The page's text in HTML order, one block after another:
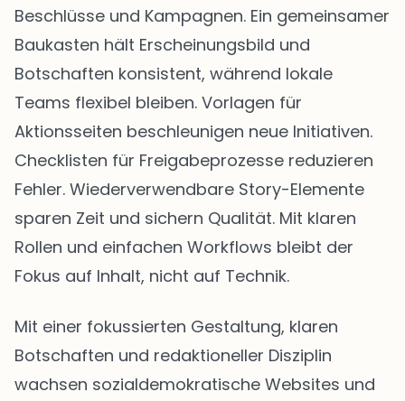
Beschlüsse und Kampagnen. Ein gemeinsamer
Baukasten hält Erscheinungsbild und
Botschaften konsistent, während lokale
Teams flexibel bleiben. Vorlagen für
Aktionsseiten beschleunigen neue Initiativen.
Checklisten für Freigabeprozesse reduzieren
Fehler. Wiederverwendbare Story-Elemente
sparen Zeit und sichern Qualität. Mit klaren
Rollen und einfachen Workflows bleibt der
Fokus auf Inhalt, nicht auf Technik.
Mit einer fokussierten Gestaltung, klaren
Botschaften und redaktioneller Disziplin
wachsen sozialdemokratische Websites und